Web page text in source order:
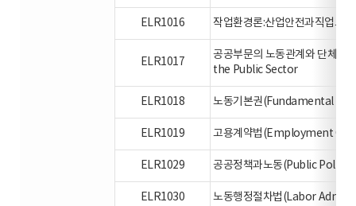
ELR1016 작업환경론:산업안전과직업
ELR1017
공공부문의 노동관계와 단체
the Public Sector
ELR1018 노동기본권(Fundamental
ELR1019 고용계약법(Employment
ELR1029 공공정책과노동(Public Policy
ELR1030 노동행정절차법(Labor